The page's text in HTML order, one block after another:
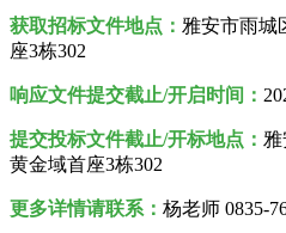
获取招标文件地点： 雅安市雨城
座3栋302
响应文件提交截止/开启时间：
提交投标文件截止/开标地点：
黄金域首座3栋302
更多详情请联系： 杨老师 0835-